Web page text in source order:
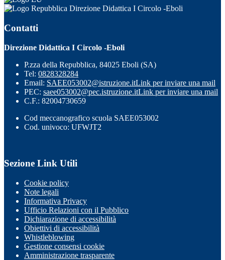
Direzione Didattica I Circolo -Eboli
Contatti
Direzione Didattica I Circolo -Eboli
P.zza della Repubblica, 84025 Eboli (SA)
Tel: 0828328284
Email: SAEE053002@istruzione.itLink per inviare una mail
PEC: saee053002@pec.istruzione.itLink per inviare una mail
C.F.: 82004730659
Cod meccanografico scuola SAEE053002
Cod. univoco: UFWJT2
Sezione Link Utili
Cookie policy
Note legali
Informativa Privacy
Ufficio Relazioni con il Pubblico
Dichiarazione di accessibilità
Obiettivi di accessibilità
Whistleblowing
Gestione consensi cookie
Amministrazione trasparente